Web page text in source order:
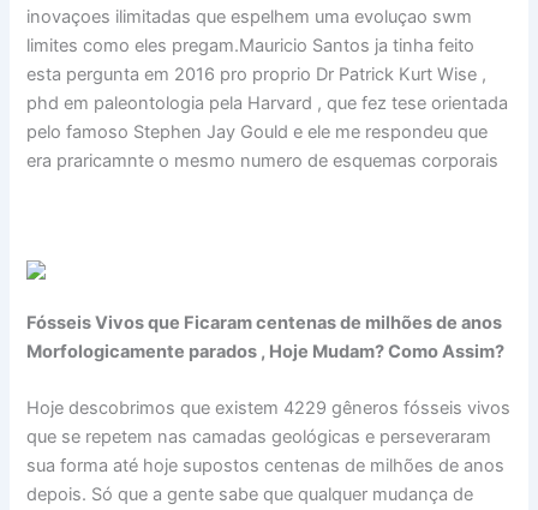
inovaçoes ilimitadas que espelhem uma evoluçao swm
limites como eles pregam.Mauricio Santos ja tinha feito
esta pergunta em 2016 pro proprio Dr Patrick Kurt Wise ,
phd em paleontologia pela Harvard , que fez tese orientada
pelo famoso Stephen Jay Gould e ele me respondeu que
era praricamnte o mesmo numero de esquemas corporais
Fósseis Vivos que Ficaram centenas de milhões de anos
Morfologicamente parados , Hoje Mudam? Como Assim?
Hoje descobrimos que existem 4229 gêneros fósseis vivos
que se repetem nas camadas geológicas e perseveraram
sua forma até hoje supostos centenas de milhões de anos
depois. Só que a gente sabe que qualquer mudança de